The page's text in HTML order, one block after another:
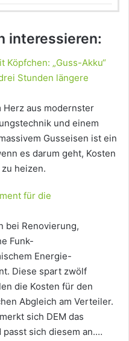
interessieren:
Köpfchen: „Guss-Akku“
Stunden längere
Herz aus modernster
und einem
Gusseisen ist ein
es darum geht, Kosten
heizen.
für die
bei Renovierung,
Funk-
Energie-
Diese spart zwölf
die Kosten für den
Abgleich am Verteiler.
sich DEM das
sich diesem an.…